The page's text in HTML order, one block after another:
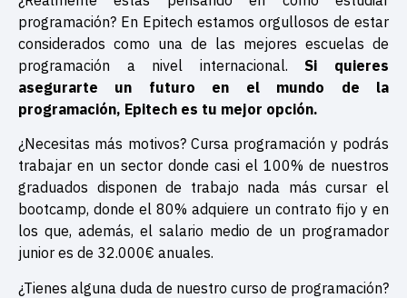
programación? En Epitech estamos orgullosos de estar
considerados como una de las mejores escuelas de
programación a nivel internacional.Si quieres
asegurarte un futuro en el mundo de la
programación, Epitech es tu mejor opción.
¿Necesitas más motivos? Cursa programación y podrás
trabajar en un sector donde casi el 100% de nuestros
graduados disponen de trabajo nada más cursar el
bootcamp, donde el 80% adquiere un contrato fijo y en
los que, además, el salario medio de un programador
junior es de 32.000€ anuales.
¿Tienes alguna duda de nuestro curso de programación?